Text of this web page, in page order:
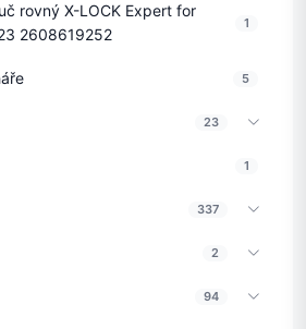
rovný X-LOCK Expert for
2608619252
1
5
23
1
337
2
94